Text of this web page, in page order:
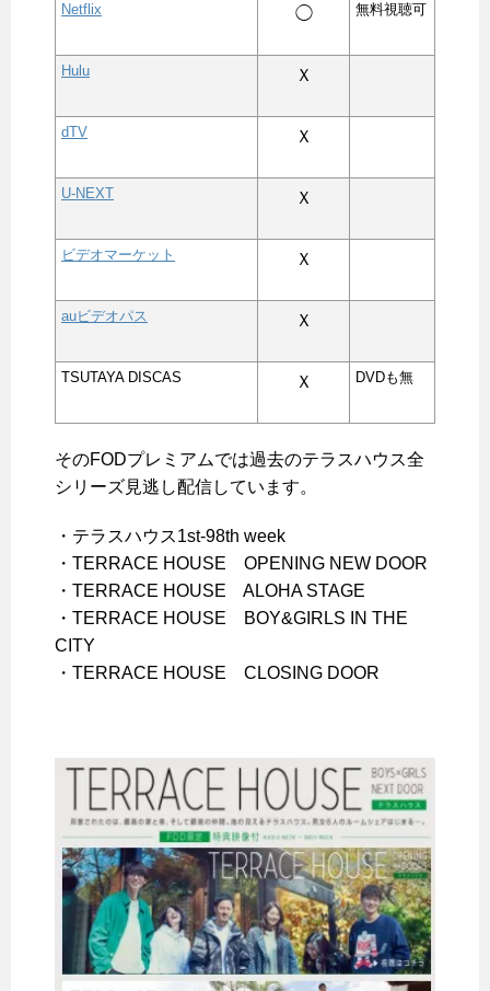
Netflix ◯ 無料視聴可
Hulu Ｘ
dTV Ｘ
U-NEXT Ｘ
ビデオマーケット Ｘ
auビデオパス Ｘ
TSUTAYA DISCAS Ｘ DVDも無
そのFODプレミアムでは過去のテラスハウス全
シリーズ見逃し配信しています。
・テラスハウス1st-98th week
・TERRACE HOUSE OPENING NEW DOOR
・TERRACE HOUSE ALOHA STAGE
・TERRACE HOUSE BOY&GIRLS IN THE
CITY
・TERRACE HOUSE CLOSING DOOR